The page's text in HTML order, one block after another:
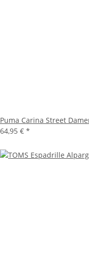
Puma Carina Street
64,95 € *